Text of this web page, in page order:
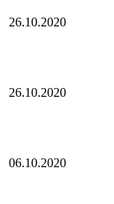
26.10.2020
26.10.2020
06.10.2020